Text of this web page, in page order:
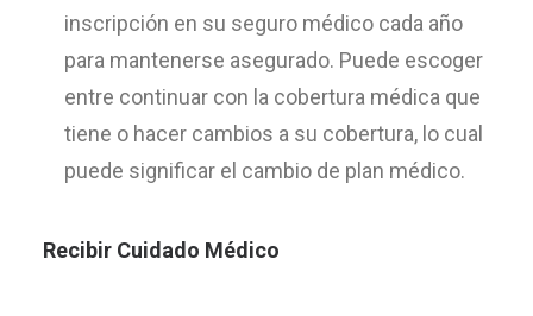
inscripción en su seguro médico cada año
para mantenerse asegurado. Puede escoger
entre continuar con la cobertura médica que
tiene o hacer cambios a su cobertura, lo cual
puede significar el cambio de plan médico.
Recibir Cuidado Médico